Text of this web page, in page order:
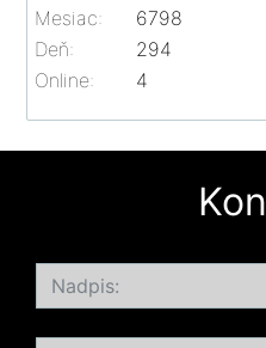
Online: 4
Mesiac:
6798
Deň:
294